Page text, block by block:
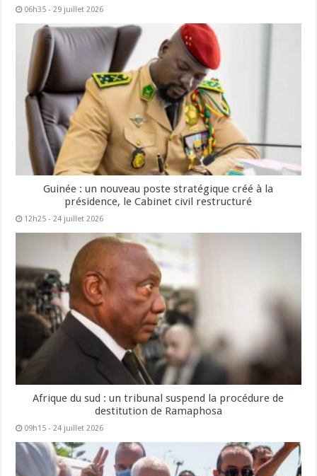
06h35 - 29 juillet 2026
Guinée : un nouveau poste stratégique créé à la
présidence, le Cabinet civil restructuré
12h25 - 24 juillet 2026
Afrique du sud : un tribunal suspend la procédure de
destitution de Ramaphosa
09h15 - 24 juillet 2026